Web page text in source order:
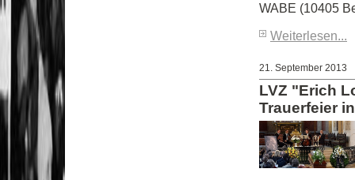
WABE (10405
Weiterlesen...
21. September 2013
LVZ "Erich
Trauerfeier